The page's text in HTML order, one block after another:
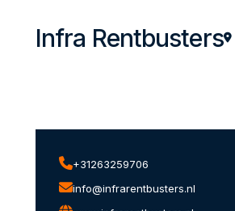
Infra Rentbusters
+31263259706
info@infrarentbusters.nl